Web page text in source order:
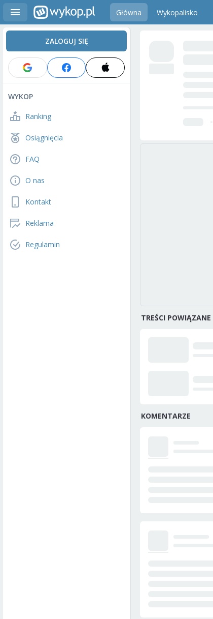
Główna Wykopalisko
ZALOGUJ SIĘ
WYKOP
Ranking
Osiągnięcia
FAQ
O nas
Kontakt
Reklama
Regulamin
TREŚCI POWIĄZANE
KOMENTARZE